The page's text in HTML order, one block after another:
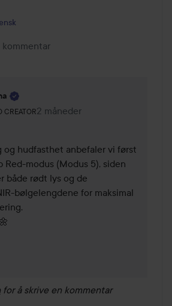
kommentar
CREATOR
rolle: Lyko Creator.
2 måneder
Kommentaren lades 2 måneder
og hudfasthet anbefaler vi først
Red-modus (Modus 5), siden
både rødt lys og de
bølgelengdene for maksimal
for å skrive en kommentar